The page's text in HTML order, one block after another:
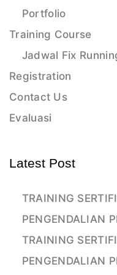
Portfolio
Training Course
Jadwal Fix
Registration
Contact Us
Evaluasi
Latest Post
TRAINING
PENGENDALIAN
TRAINING
PENGENDALIAN